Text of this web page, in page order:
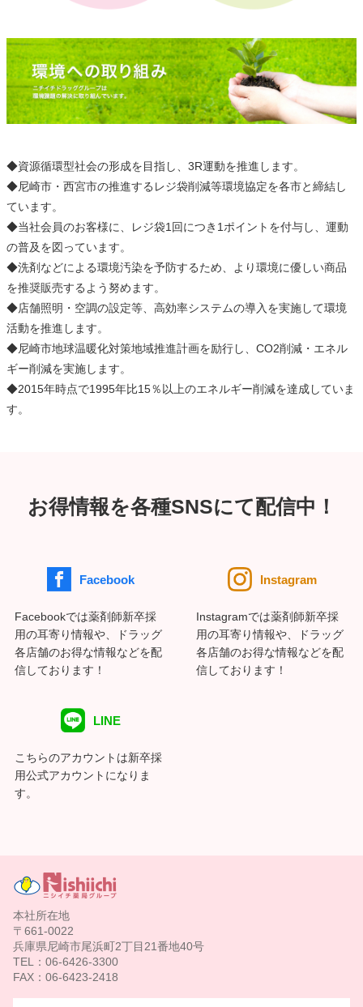
◆資源循環型社会の形成を目指し、3R運動を推進します。
◆尼崎市・西宮市の推進するレジ袋削減等環境協定を各市と締結し
ています。
◆当社会員のお客様に、レジ袋1回につき1ポイントを付与し、運動
の普及を図っています。
◆洗剤などによる環境汚染を予防するため、より環境に優しい商品
を推奨販売するよう努めます。
◆店舗照明・空調の設定等、高効率システムの導入を実施して環境
活動を推進します。
◆尼崎市地球温暖化対策地域推進計画を励行し、CO2削減・エネル
ギー削減を実施します。
◆2015年時点で1995年比15％以上のエネルギー削減を達成していま
す。
お得情報を各種SNSにて配信中！
Facebook
Facebookでは薬剤師新卒採
用の耳寄り情報や、ドラッグ
各店舗のお得な情報などを配
信しております！
Instagram
Instagramでは薬剤師新卒採
用の耳寄り情報や、ドラッグ
各店舗のお得な情報などを配
信しております！
LINE
こちらのアカウントは新卒採
用公式アカウントになりま
す。
本社所在地
〒661-0022
兵庫県尼崎市尾浜町2丁目21番地40号
TEL：06-6426-3300
FAX：06-6423-2418